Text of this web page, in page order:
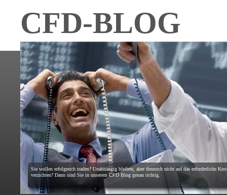
CFD-BLOG
Sie wollen erfolgreich traden? Unabhängig bleiben, aber dennoch nicht auf das erforderliche
verzichten? Dann sind Sie in unserem CFD Blog genau richtig.